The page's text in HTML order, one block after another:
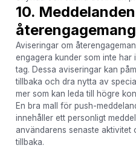
10.
återengagemang
Aviseringar om
engagera kunder som inte har
tag. Dessa aviseringar kan
tillbaka och dra nytta av
mer som kan leda till högre
En bra mall för push-
innehåller ett personligt
användarens senaste aktivitet
tillbaka.